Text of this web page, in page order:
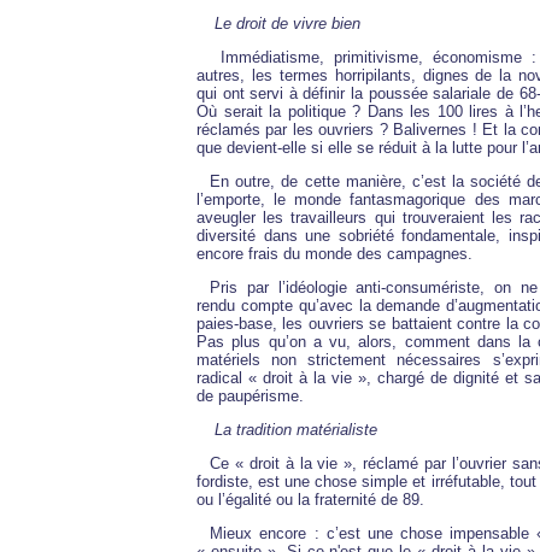
Le droit de vivre bien
Immédiatisme, primitivisme, économisme
autres, les termes horripilants, dignes de la
qui ont servi à définir la poussée salariale de
Où serait la politique ? Dans les 100 lires à
réclamés par les ouvriers ? Balivernes ! Et la
que devient-elle si elle se réduit à la lutte pour
En outre, de cette manière, c’est la société
l’emporte, le monde fantasmagorique des
aveugler les travailleurs qui trouveraient les
diversité dans une sobriété fondamentale,
encore frais du monde des campagnes.
Pris par l’idéologie anti-consumériste, on
rendu compte qu’avec la demande
paies-base, les ouvriers se battaient contre la
Pas plus qu’on a vu, alors, comment dans la
matériels non strictement nécessaires
radical « droit à la vie », chargé de dignité et
de paupérisme.
La tradition matérialiste
Ce « droit à la vie », réclamé par l’ouvrier
fordiste, est une chose simple et irréfutable,
ou l’égalité ou la fraternité de 89.
Mieux encore : c’est une chose